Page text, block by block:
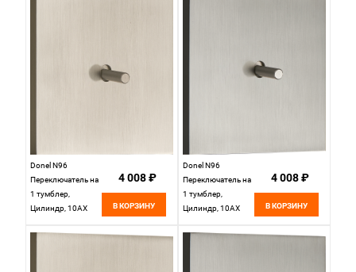
Donel N96
Переключатель на
1 тумблер,
Цилиндр, 10AX
серия DT,
4 008 ₽
В КОРЗИНУ
Donel N96
Переключатель на
1 тумблер,
Цилиндр, 10AX
сталь, серия DT,
4 008 ₽
В КОРЗИНУ